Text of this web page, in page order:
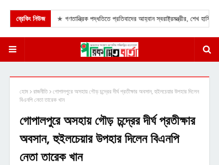
ব্রেকিং নিউজ★ গণতান্ত্রিক পদ্ধতিতে প্রতিবাদের আহ্বান স্বরাষ্ট্রমন্ত্রীর, শেখ হাসিনার
হোম রাজনীতি গোপালপুরে অসহায় গৌড় চন্দ্রের দীর্ঘ প্রতীক্ষার অবসান, হুইলচেয়ার উপহার দিলেন
বিএনপি নেতা তারেক খান
গোপালপুরে অসহায় গৌড় চন্দ্রের দীর্ঘ প্রতীক্ষার
অবসান, হুইলচেয়ার উপহার দিলেন বিএনপি
নেতা তারেক খান